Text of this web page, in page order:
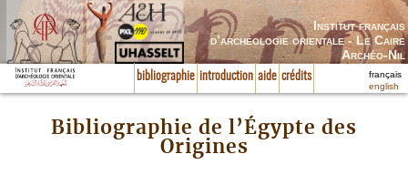
Institut français
d’archéologie orientale - Le Caire
Archéo-Nil
bibliographie introduction aide crédits
français
english
Bibliographie de l’Égypte des
Origines